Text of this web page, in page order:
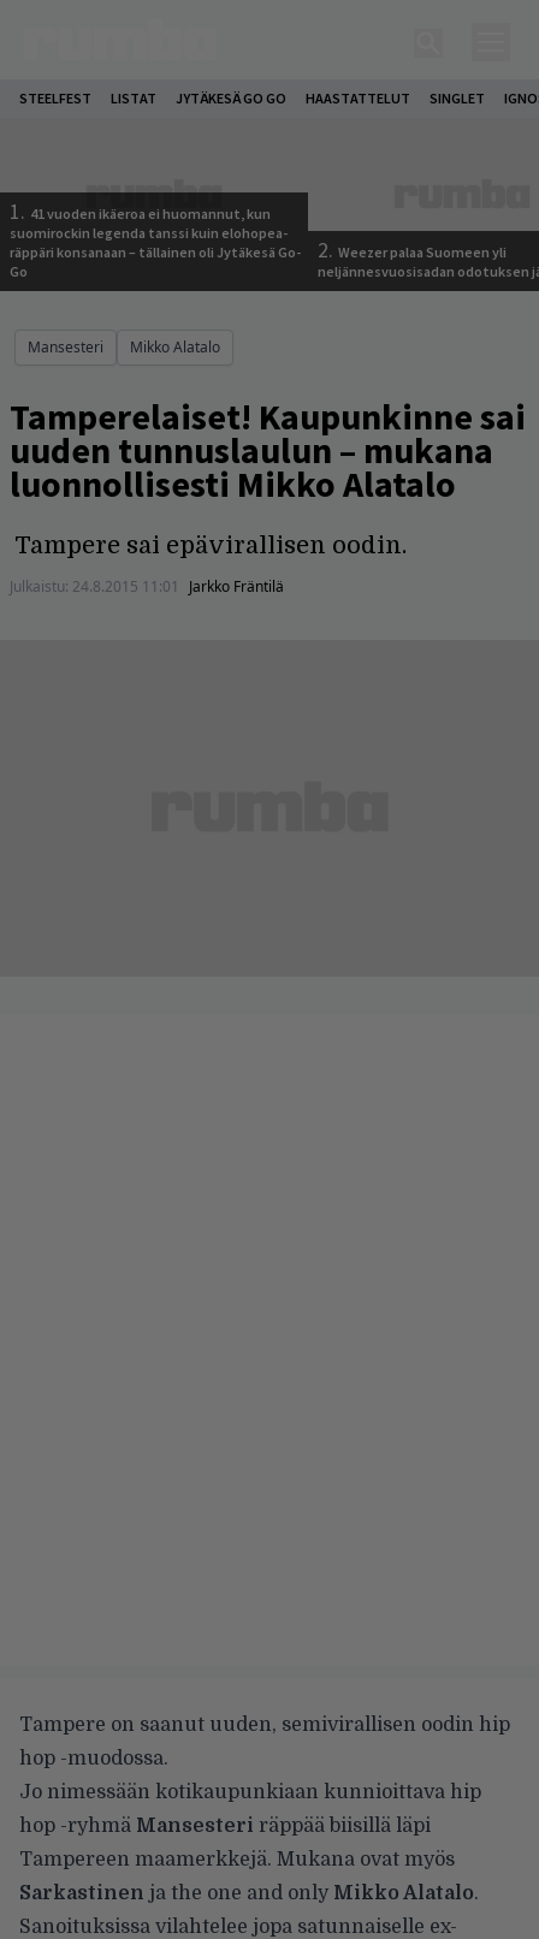
STEELFEST LISTAT JYTÄKESÄ GO GO HAASTATTELUT SINGLET
1. 41 vuoden ikäeroa ei huomannut, kun
suomirockin legenda tanssi kuin elohopea-
räppäri konsanaan – tällainen oli Jytäkesä Go-
Go
2. Weezer palaa Suomeen yli
neljännesvuosisadan odotuksen
Mansesteri Mikko Alatalo
Tamperelaiset! Kaupunkinne sai
uuden tunnuslaulun – mukana
luonnollisesti Mikko Alatalo
Tampere sai epävirallisen oodin.
Julkaistu: 24.8.2015 11:01 Jarkko Fräntilä
Tampere on saanut uuden, semivirallisen oodin hip
hop -muodossa.
Jo nimessään kotikaupunkiaan kunnioittava hip
hop -ryhmä Mansesteri räppää biisillä läpi
Tampereen maamerkkejä. Mukana ovat myös
Sarkastinen ja the one and only Mikko Alatalo.
Sanoituksissa vilahtelee jopa satunnaiselle ex-